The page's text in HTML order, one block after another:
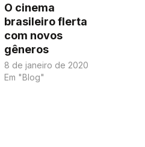
O cinema
brasileiro flerta
com novos
gêneros
8 de janeiro de 2020
Em "Blog"